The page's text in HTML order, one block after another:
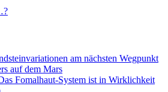
am nächsten Wegpunkt
auf dem Mars
Fomalhaut-System ist in Wirklichkeit